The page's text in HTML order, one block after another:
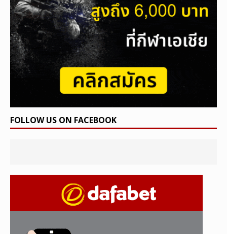
FOLLOW US ON FACEBOOK